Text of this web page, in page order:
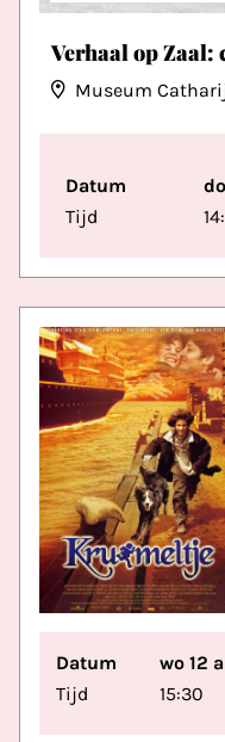
Datum
wo 12
Tijd
15:30
Verhaal op Zaal:
Museum
Datum
Tijd